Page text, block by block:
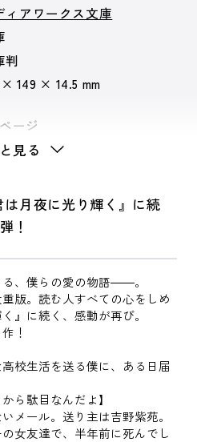
ィアワークス文庫
判
× 149 × 14.5 mm
ージ
見る
月夜に光り輝く』に続
！
、僕らの愛の物語――。
版。読む人すべての心をしめ
』に続く、感動が再び。
！
校生活を送る僕に、ある日届
ら駄目なんだよ】
メール。送り主は吉野紫苑。
女友達で、半年前に死んでし